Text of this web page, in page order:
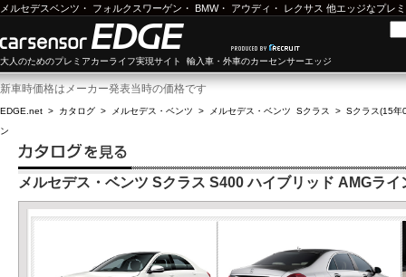
メルセデスベンツ ・ フォルクスワーゲン ・ BMW・ アウディ ・ レクサス 他エッジなプレ
大人のためのプレミアカーライフ実現サイト 輸入車・外車のカーセンサーエッジ
新車時価格はメーカー発表当時の価格です
EDGE.net > カタログ > メルセデス・ベンツ > メルセデス・ベンツ Sクラス > Sクラス(15年
ン
メルセデス・ベンツ Sクラス S400 ハイブリッド AMGライ